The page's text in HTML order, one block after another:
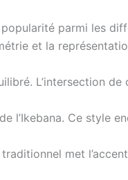
parmi les
et la
L’intersection de
l’Ikebana. Ce style
met